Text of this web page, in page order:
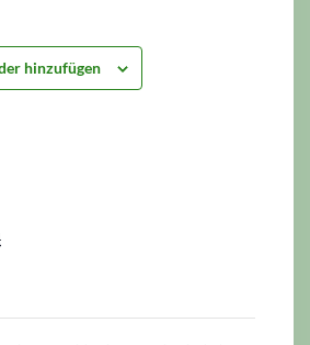
hinzufügen